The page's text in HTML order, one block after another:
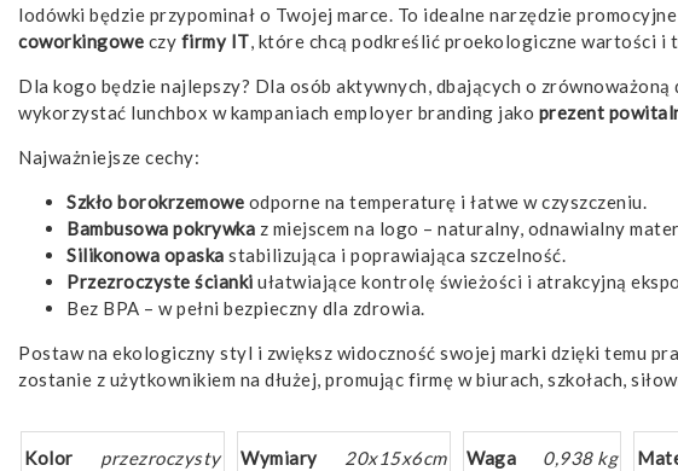
lodówki będzie przypominał o Twojej marce. To idealne narzędzie
coworkingowe czy firmy IT, które chcą podkreślić proekologiczne wartości
Dla kogo będzie najlepszy? Dla osób aktywnych, dbających o
wykorzystać lunchbox w kampaniach employer branding jako prezent
Najważniejsze cechy:
Szkło borokrzemowe odporne na temperaturę i łatwe w czyszczeniu.
Bambusowa pokrywka z miejscem na logo – naturalny, odnawialny
Silikonowa opaska stabilizująca i poprawiająca szczelność.
Przezroczyste ścianki ułatwiające kontrolę świeżości i atrakcyjną
Bez BPA – w pełni bezpieczny dla zdrowia.
Postaw na ekologiczny styl i zwiększ widoczność swojej marki dzięki temu
zostanie z użytkownikiem na dłużej, promując firmę w biurach, szkołach,
Kolor przezroczysty Wymiary 20x15x6cm Waga 0,938 kg